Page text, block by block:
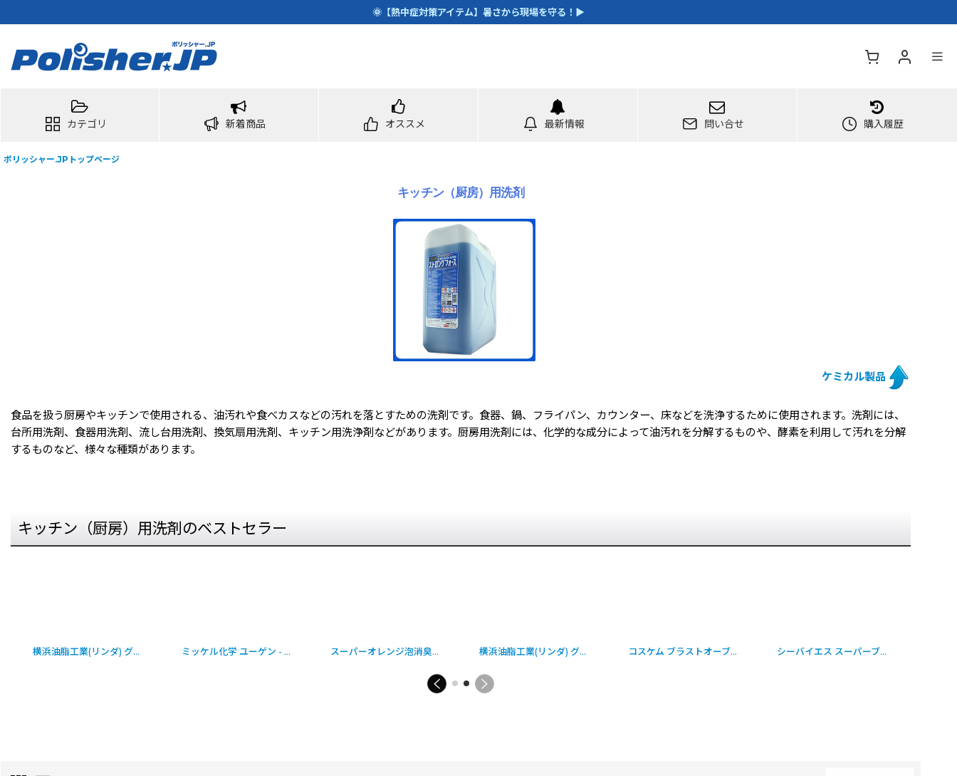
🌞【熱中症対策アイテム】暑さから現場を守る！▶
カテゴリ 新着商品 オススメ 最新情報 問い合せ 購入履歴
ポリッシャー.JPトップページ
キッチン（厨房）用洗剤
ケミカル製品
食品を扱う厨房やキッチンで使用される、油汚れや食べカスなどの汚れを落とすための洗剤です。食器、鍋、フライパン、カウンター、床などを洗浄するために使用されます。洗剤には、
台所用洗剤、食器用洗剤、流し台用洗剤、換気扇用洗剤、キッチン用洗浄剤などがあります。厨房用洗剤には、化学的な成分によって油汚れを分解するものや、酵素を利用して汚れを分解
するものなど、様々な種類があります。
キッチン（厨房）用洗剤のベストセラー
] [1436-03-1-o_42653242-07-2-s(B6-2)_4361/2]
横浜油脂工業(リンダ) グリラーEZ［20kg］- 強力動植物系油脂用洗浄剤 [5859-07-1-s(B6-0)_4508
ミッケル化学 ユーゲン - 業務用塩素系漂白剤 [2654-03-1-o_191010Y
スーパーオレンジ泡消臭除菌[4Lx3] - 業務用油汚れ・多目的洗剤 1372-03-1-o_058309 ]
横浜油脂工業(リンダ) グリラーNEO [10kg] - 超強力油脂洗浄剤 3241-07-2-s(B6-1)_4362]
コスケム ブラストオーブンクリーナー [3.78L×4] - 油汚れ用強アルカリ性洗剤(※毒物/劇物)【代引不可・個人宅配送不可】 シーバイエス スーパーブレークアップTG [600mLx6] - フライヤー・オーブン等の焼き付き油汚れ用洗剤